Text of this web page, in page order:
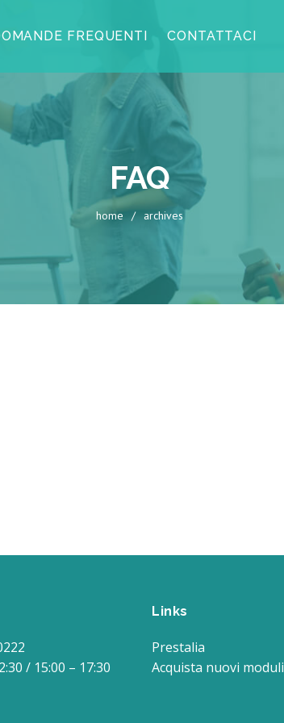
FREQUENTI CONTATTACI
FAQ
home / archives
/ 15:00 – 17:30
Links
Prestalia
Acquista nuovi moduli